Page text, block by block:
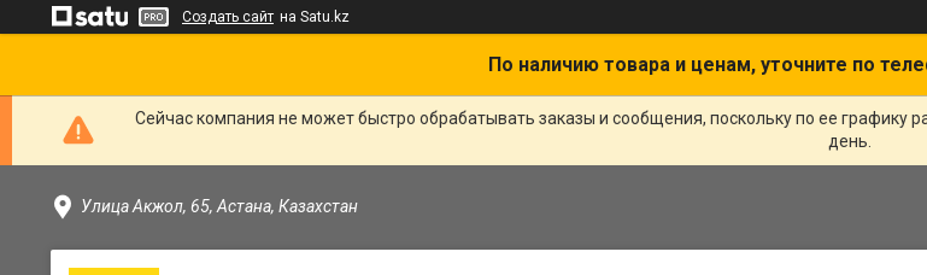
Создать сайт на Satu.kz
По наличию товара и ценам, уточните по
Сейчас компания не может быстро обрабатывать заказы и сообщения, поскольку по ее
день.
Улица Акжол, 65, Астана, Казахстан